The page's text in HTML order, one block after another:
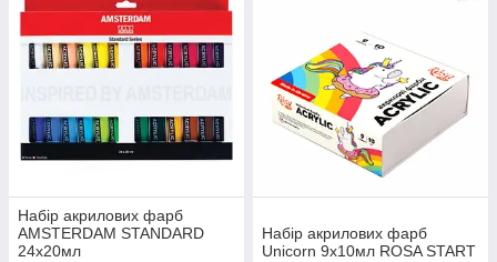
Набір акрилових фарб
AMSTERDAM STANDARD
24х20мл
Набір акрилових фарб
Unicorn 9x10мл ROSA START